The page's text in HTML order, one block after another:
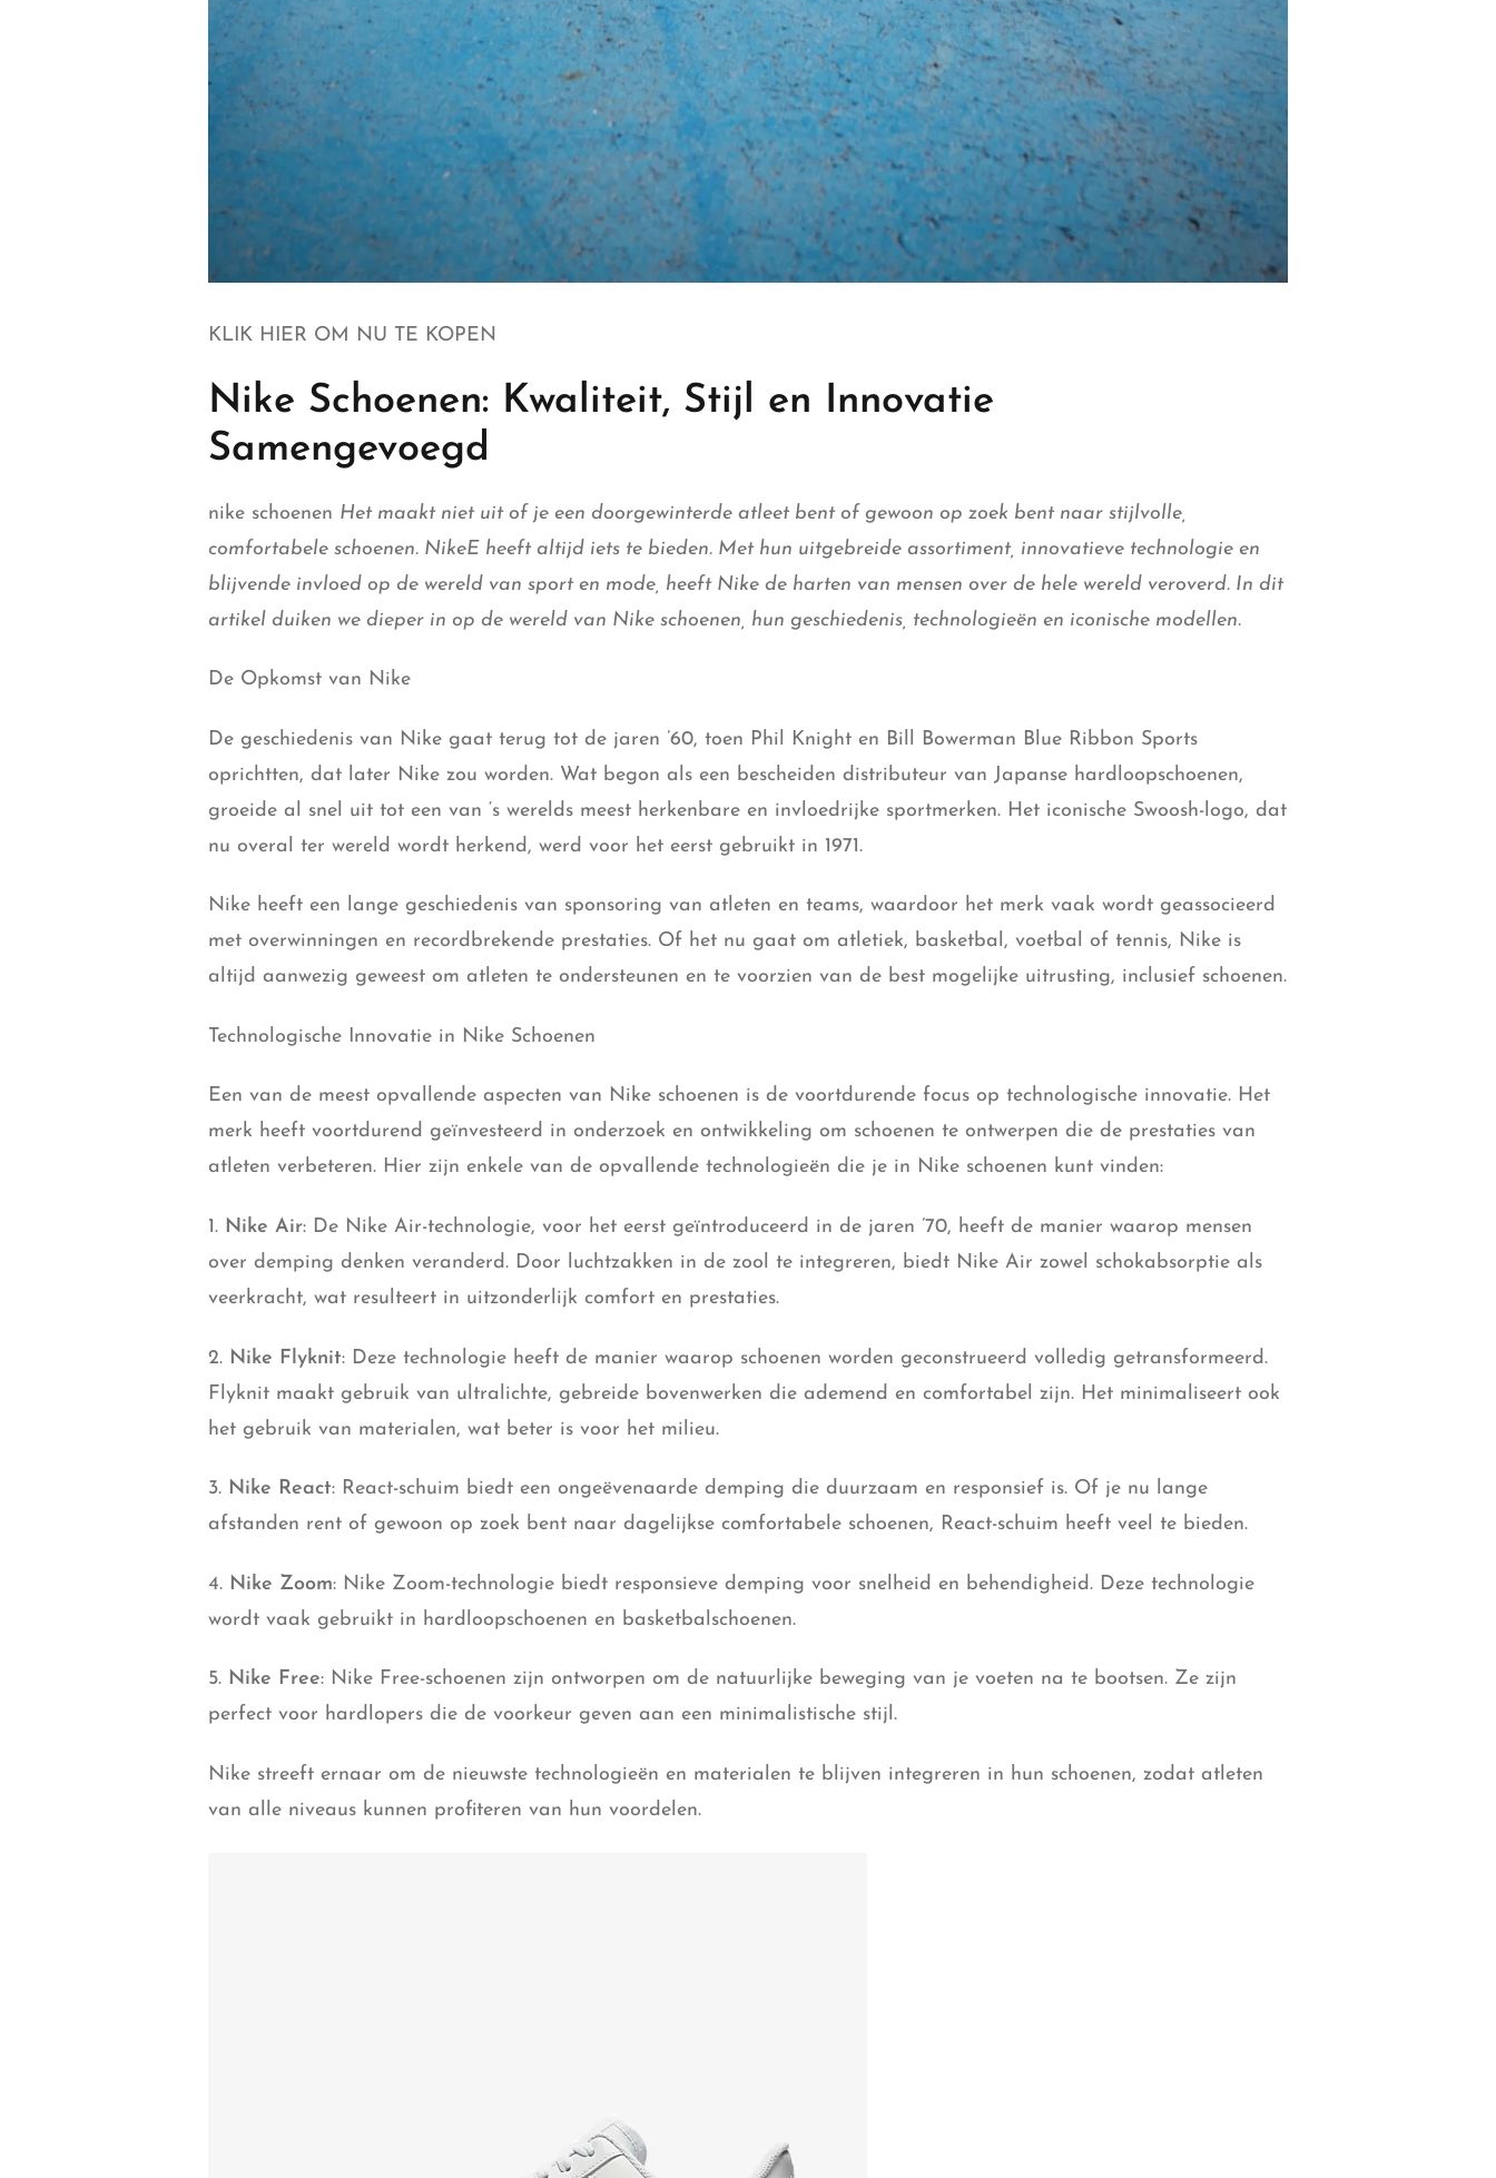
KLIK HIER OM NU TE KOPEN
Nike Schoenen: Kwaliteit, Stijl en Innovatie
Samengevoegd
nike schoenen Het maakt niet uit of je een doorgewinterde atleet bent of gewoon op zoek bent naar stijlvolle,
comfortabele schoenen. NikeE heeft altijd iets te bieden. Met hun uitgebreide assortiment, innovatieve technologie en
blijvende invloed op de wereld van sport en mode, heeft Nike de harten van mensen over de hele wereld veroverd. In dit
artikel duiken we dieper in op de wereld van Nike schoenen, hun geschiedenis, technologieën en iconische modellen.
De Opkomst van Nike
De geschiedenis van Nike gaat terug tot de jaren ’60, toen Phil Knight en Bill Bowerman Blue Ribbon Sports
oprichtten, dat later Nike zou worden. Wat begon als een bescheiden distributeur van Japanse hardloopschoenen,
groeide al snel uit tot een van ‘s werelds meest herkenbare en invloedrijke sportmerken. Het iconische Swoosh-logo, dat
nu overal ter wereld wordt herkend, werd voor het eerst gebruikt in 1971.
Nike heeft een lange geschiedenis van sponsoring van atleten en teams, waardoor het merk vaak wordt geassocieerd
met overwinningen en recordbrekende prestaties. Of het nu gaat om atletiek, basketbal, voetbal of tennis, Nike is
altijd aanwezig geweest om atleten te ondersteunen en te voorzien van de best mogelijke uitrusting, inclusief schoenen.
Technologische Innovatie in Nike Schoenen
Een van de meest opvallende aspecten van Nike schoenen is de voortdurende focus op technologische innovatie. Het
merk heeft voortdurend geïnvesteerd in onderzoek en ontwikkeling om schoenen te ontwerpen die de prestaties van
atleten verbeteren. Hier zijn enkele van de opvallende technologieën die je in Nike schoenen kunt vinden:
1. Nike Air: De Nike Air-technologie, voor het eerst geïntroduceerd in de jaren ’70, heeft de manier waarop mensen
over demping denken veranderd. Door luchtzakken in de zool te integreren, biedt Nike Air zowel schokabsorptie als
veerkracht, wat resulteert in uitzonderlijk comfort en prestaties.
2. Nike Flyknit: Deze technologie heeft de manier waarop schoenen worden geconstrueerd volledig getransformeerd.
Flyknit maakt gebruik van ultralichte, gebreide bovenwerken die ademend en comfortabel zijn. Het minimaliseert ook
het gebruik van materialen, wat beter is voor het milieu.
3. Nike React: React-schuim biedt een ongeëvenaarde demping die duurzaam en responsief is. Of je nu lange
afstanden rent of gewoon op zoek bent naar dagelijkse comfortabele schoenen, React-schuim heeft veel te bieden.
4. Nike Zoom: Nike Zoom-technologie biedt responsieve demping voor snelheid en behendigheid. Deze technologie
wordt vaak gebruikt in hardloopschoenen en basketbalschoenen.
5. Nike Free: Nike Free-schoenen zijn ontworpen om de natuurlijke beweging van je voeten na te bootsen. Ze zijn
perfect voor hardlopers die de voorkeur geven aan een minimalistische stijl.
Nike streeft ernaar om de nieuwste technologieën en materialen te blijven integreren in hun schoenen, zodat atleten
van alle niveaus kunnen profiteren van hun voordelen.